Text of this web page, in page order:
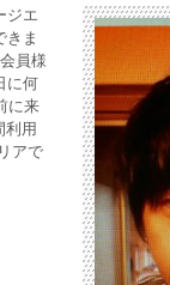
ジエ
ま
員様
に何
に来
利用
アで